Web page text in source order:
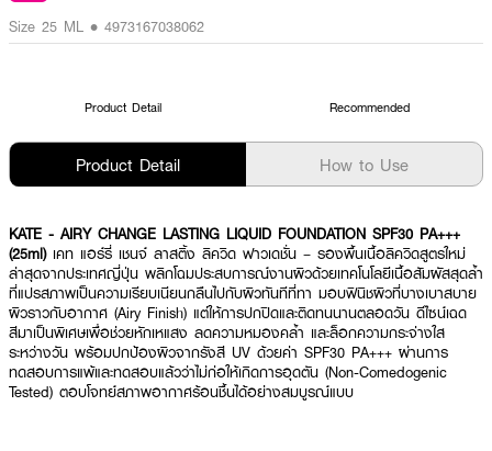
Size 25 ML • 4973167038062
Product Detail Recommended
Product Detail How to Use
KATE - AIRY CHANGE LASTING LIQUID FOUNDATION SPF30 PA+++
(25ml) เคท แอร์รี่ เชนจ์ ลาสติ้ง ลิควิด ฟาวเดชั่น – รองพื้นเนื้อลิควิดสูตรใหม่
ล่าสุดจากประเทศญี่ปุ่น พลิกโฉมประสบการณ์งานผิวด้วยเทคโนโลยีเนื้อสัมผัสสุดล้ำ
ที่แปรสภาพเป็นความเรียบเนียนกลืนไปกับผิวทันทีที่ทา มอบฟินิชผิวที่บางเบาสบาย
ผิวราวกับอากาศ (Airy Finish) แต่ให้การปกปิดและติดทนนานตลอดวัน ดีไซน์เฉด
สีมาเป็นพิเศษเพื่อช่วยหักเหแสง ลดความหมองคล้ำ และล็อกความกระจ่างใส
ระหว่างวัน พร้อมปกป้องผิวจากรังสี UV ด้วยค่า SPF30 PA+++ ผ่านการ
ทดสอบการแพ้และทดสอบแล้วว่าไม่ก่อให้เกิดการอุดตัน (Non-Comedogenic
Tested) ตอบโจทย์สภาพอากาศร้อนชื้นได้อย่างสมบูรณ์แบบ